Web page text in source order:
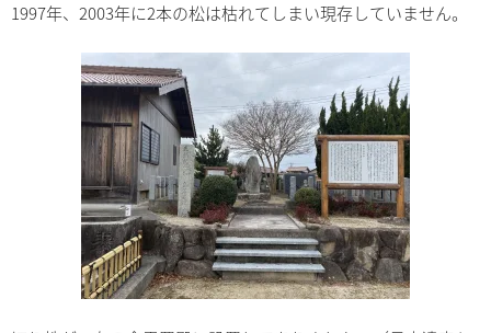
1997年、2003年に2本の松は枯れてしまい現存していません。